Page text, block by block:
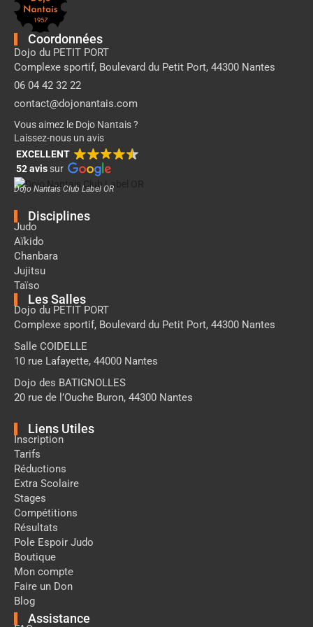
page
Dojo
Nantais
Coordonnées
Dojo du PETIT PORT
Complexe sportif, Boulevard du Petit Port, 44300 Nantes
06 04 42 32 22
contact@dojonantais.com
Vous aimez le Dojo Nantais ?
Laissez-nous un avis
EXCELLENT
52 avis sur
Dojo Nantais Club Label OR
Disciplines
Judo
Aïkido
Chanbara
Jujitsu
Taïso
Les Salles
Dojo du PETIT PORT
Complexe sportif, Boulevard du Petit Port, 44300 Nantes
Salle COIDELLE
10 rue Lafayette, 44000 Nantes
Dojo des BATIGNOLLES
20 rue de l’Ouche Buron, 44300 Nantes
Liens Utiles
Inscription
Tarifs
Réductions
Extra Scolaire
Stages
Compétitions
Résultats
Pole Espoir Judo
Boutique
Mon compte
Faire un Don
Blog
Assistance